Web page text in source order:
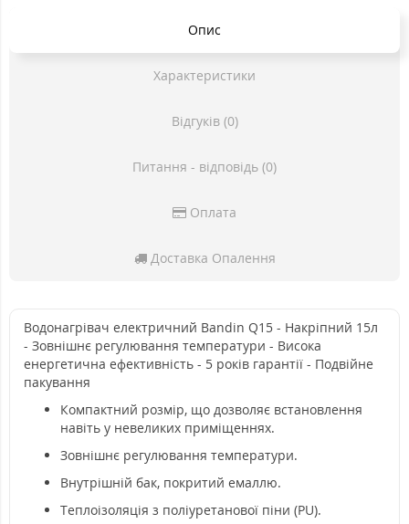
Опис
Характеристики
Відгуків (0)
Питання - відповідь (0)
Оплата
Доставка Опалення
Водонагрівач електричний Bandin Q15 - Накріпний 15л
- Зовнішнє регулювання температури - Висока
енергетична ефективність - 5 років гарантії - Подвійне
пакування
Компактний розмір, що дозволяє встановлення
навіть у невеликих приміщеннях.
Зовнішнє регулювання температури.
Внутрішній бак, покритий емаллю.
Теплоізоляція з поліуретанової піни (PU).